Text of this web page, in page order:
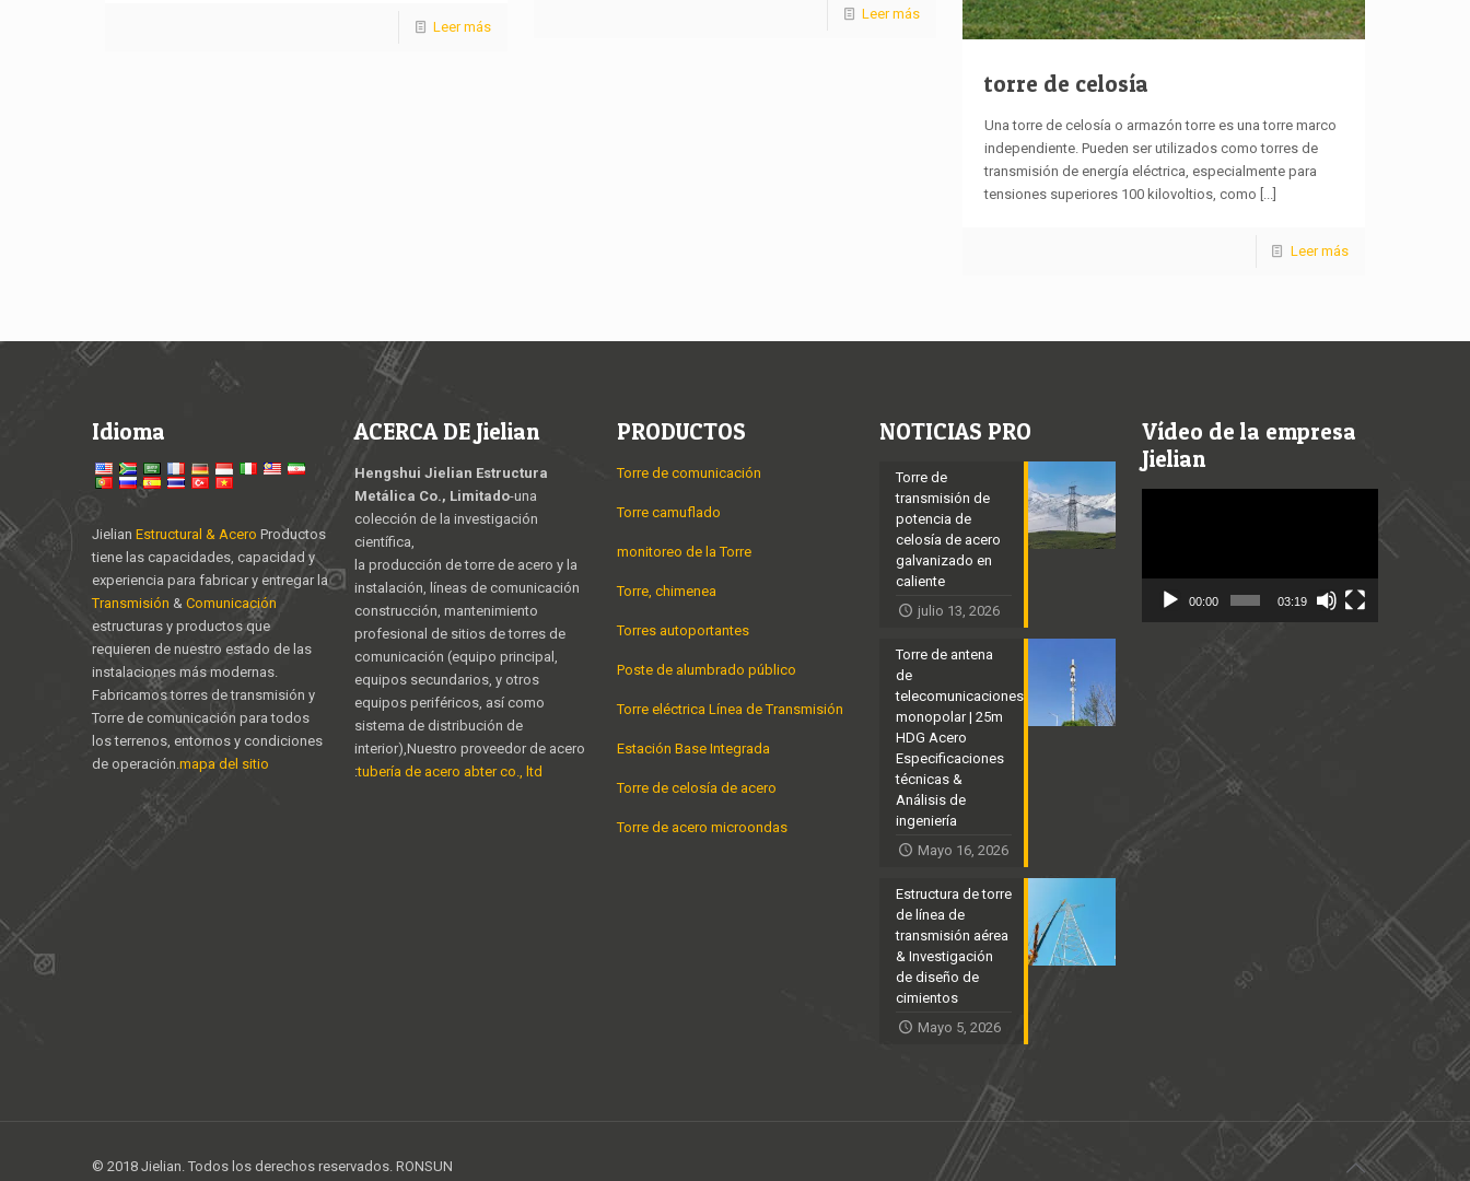
Leer más
Leer más
torre de celosía
Una torre de celosía o armazón torre es una torre marco
independiente. Pueden ser utilizados como torres de
transmisión de energía eléctrica, especialmente para
tensiones superiores 100 kilovoltios, como [...]
Leer más
Idioma
Jielian Estructural & Acero Productos
tiene las capacidades, capacidad y
experiencia para fabricar y entregar la
Transmisión & Comunicación
estructuras y productos que
requieren de nuestro estado de las
instalaciones más modernas.
Fabricamos torres de transmisión y
Torre de comunicación para todos
los terrenos, entornos y condiciones
de operación.mapa del sitio
ACERCA DE Jielian
Hengshui Jielian Estructura
Metálica Co., Limitado-una
colección de la investigación
científica,
la producción de torre de acero y la
instalación, líneas de comunicación
construcción, mantenimiento
profesional de sitios de torres de
comunicación (equipo principal,
equipos secundarios, y otros
equipos periféricos, así como
sistema de distribución de
interior),Nuestro proveedor de acero
:tubería de acero abter co., ltd
PRODUCTOS
Torre de comunicación
Torre camuflado
monitoreo de la Torre
Torre, chimenea
Torres autoportantes
Poste de alumbrado público
Torre eléctrica Línea de Transmisión
Estación Base Integrada
Torre de celosía de acero
Torre de acero microondas
NOTICIAS PRO
Torre de
transmisión de
potencia de
celosía de acero
galvanizado en
caliente
julio 13, 2026
Torre de antena
de
telecomunicaciones
monopolar | 25m
HDG Acero
Especificaciones
técnicas &
Análisis de
ingeniería
Mayo 16, 2026
Estructura de torre
de línea de
transmisión aérea
& Investigación
de diseño de
cimientos
Mayo 5, 2026
Vídeo de la empresa
Jielian
00:00 03:19
© 2018 Jielian. Todos los derechos reservados. RONSUN